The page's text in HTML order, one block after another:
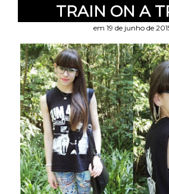
TRAIN ON A
em 19 de junho de